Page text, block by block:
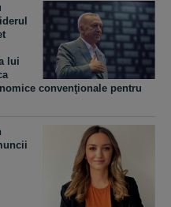
lui
convenţionale pentru